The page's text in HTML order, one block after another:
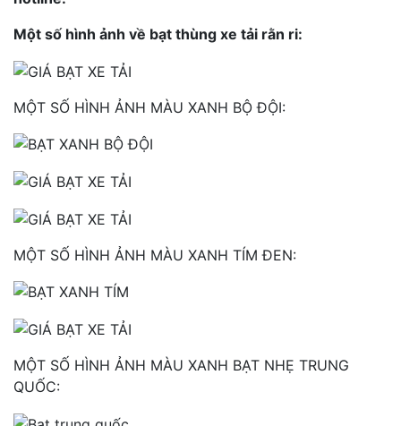
Một số hình ảnh về bạt thùng xe tải rằn ri:
MỘT SỐ HÌNH ẢNH MÀU XANH BỘ ĐỘI:
MỘT SỐ HÌNH ẢNH MÀU XANH TÍM ĐEN:
MỘT SỐ HÌNH ẢNH MÀU XANH BẠT NHẸ TRUNG
QUỐC: